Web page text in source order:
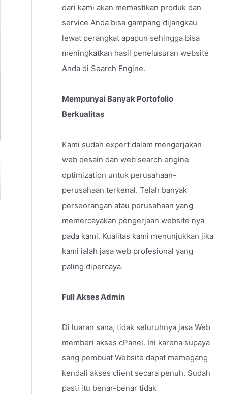
dari kami akan memastikan produk dan
service Anda bisa gampang dijangkau
lewat perangkat apapun sehingga bisa
meningkatkan hasil penelusuran website
Anda di Search Engine.
Mempunyai Banyak Portofolio
Berkualitas
Kami sudah expert dalam mengerjakan
web desain dan web search engine
optimization untuk perusahaan-
perusahaan terkenal. Telah banyak
perseorangan atau perusahaan yang
memercayakan pengerjaan website nya
pada kami. Kualitas kami menunjukkan jika
kami ialah jasa web profesional yang
paling dipercaya.
Full Akses Admin
Di luaran sana, tidak seluruhnya jasa Web
memberi akses cPanel. Ini karena supaya
sang pembuat Website dapat memegang
kendali akses client secara penuh. Sudah
pasti itu benar-benar tidak